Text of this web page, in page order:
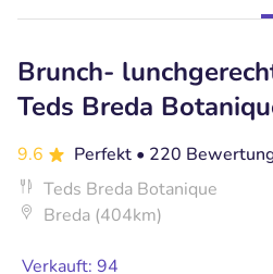
Brunch-
Teds Breda
9.6 Perfekt • 220
Teds Breda Botanique
Breda (404km)
Verkauft: 94